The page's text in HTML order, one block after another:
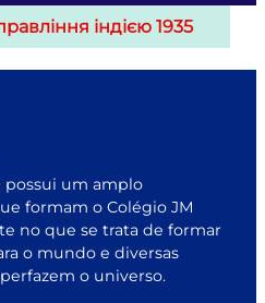
індією 1935
possui um amplo
formam o Colégio JM
no que se trata de formar
o mundo e diversas
o universo.